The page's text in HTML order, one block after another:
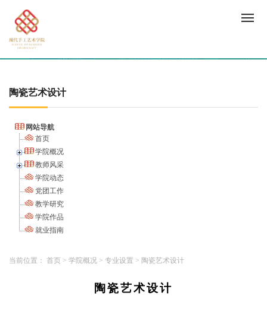
陶瓷艺术设计
网站导航
首页
学院概况
教师风采
学院动态
党团工作
教学研究
学院作品
就业指南
当前位置： 首页 > 学院概况 > 专业设置 > 陶瓷艺术设计
陶瓷艺术设计